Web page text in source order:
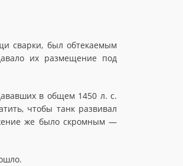
сварки, был обтекаемым
их размещение под
в общем 1450 л. с.
чтобы танк развивал
же было скромным —